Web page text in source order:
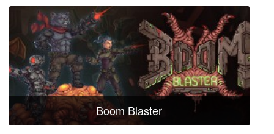
Boom Blaster